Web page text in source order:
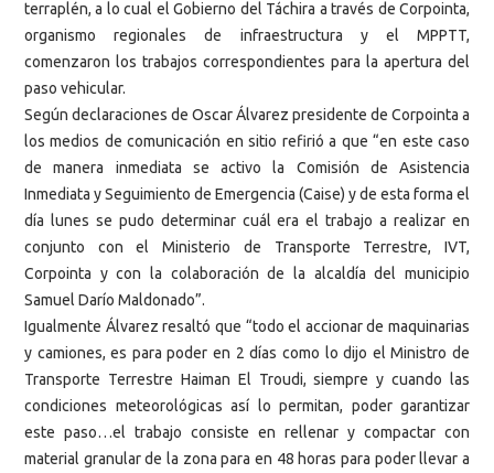
terraplén, a lo cual el Gobierno del Táchira a través de Corpointa,
organismo regionales de infraestructura y el MPPTT,
comenzaron los trabajos correspondientes para la apertura del
paso vehicular.
Según declaraciones de Oscar Álvarez presidente de Corpointa a
los medios de comunicación en sitio refirió a que “en este caso
de manera inmediata se activo la Comisión de Asistencia
Inmediata y Seguimiento de Emergencia (Caise) y de esta forma el
día lunes se pudo determinar cuál era el trabajo a realizar en
conjunto con el Ministerio de Transporte Terrestre, IVT,
Corpointa y con la colaboración de la alcaldía del municipio
Samuel Darío Maldonado”.
Igualmente Álvarez resaltó que “todo el accionar de maquinarias
y camiones, es para poder en 2 días como lo dijo el Ministro de
Transporte Terrestre Haiman El Troudi, siempre y cuando las
condiciones meteorológicas así lo permitan, poder garantizar
este paso…el trabajo consiste en rellenar y compactar con
material granular de la zona para en 48 horas para poder llevar a